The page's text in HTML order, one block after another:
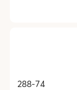
288-74